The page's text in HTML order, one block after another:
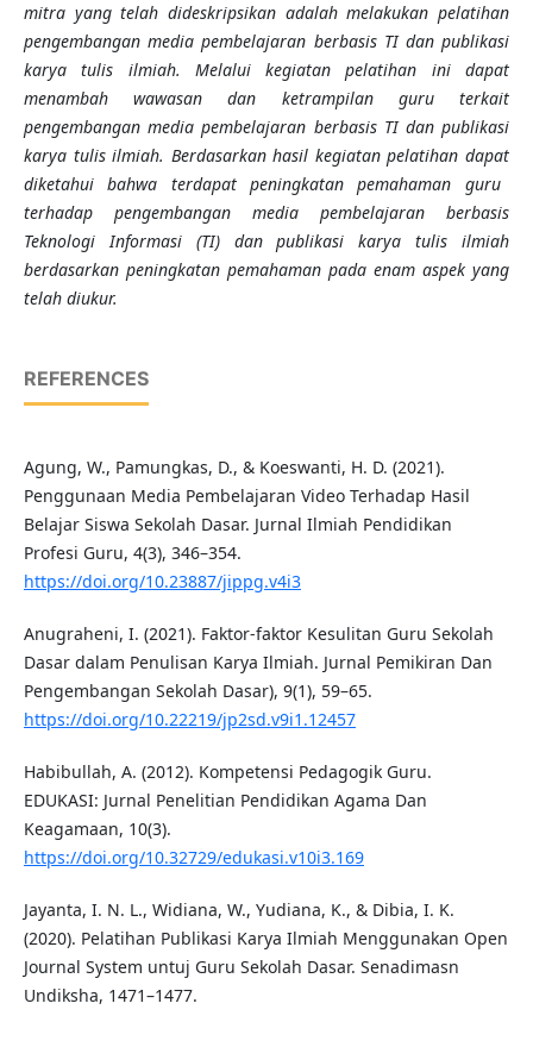
mitra yang telah dideskripsikan adalah melakukan pelatihan
pengembangan media pembelajaran berbasis TI dan publikasi
karya tulis ilmiah. Melalui kegiatan pelatihan ini dapat
menambah wawasan dan ketrampilan guru terkait
pengembangan media pembelajaran berbasis TI dan publikasi
karya tulis ilmiah. Berdasarkan hasil kegiatan pelatihan dapat
diketahui bahwa terdapat peningkatan pemahaman guru
terhadap pengembangan media pembelajaran berbasis
Teknologi Informasi (TI) dan publikasi karya tulis ilmiah
berdasarkan peningkatan pemahaman pada enam aspek yang
telah diukur.
REFERENCES
Agung, W., Pamungkas, D., & Koeswanti, H. D. (2021).
Penggunaan Media Pembelajaran Video Terhadap Hasil
Belajar Siswa Sekolah Dasar. Jurnal Ilmiah Pendidikan
Profesi Guru, 4(3), 346–354.
https://doi.org/10.23887/jippg.v4i3
Anugraheni, I. (2021). Faktor-faktor Kesulitan Guru Sekolah
Dasar dalam Penulisan Karya Ilmiah. Jurnal Pemikiran Dan
Pengembangan Sekolah Dasar), 9(1), 59–65.
https://doi.org/10.22219/jp2sd.v9i1.12457
Habibullah, A. (2012). Kompetensi Pedagogik Guru.
EDUKASI: Jurnal Penelitian Pendidikan Agama Dan
Keagamaan, 10(3).
https://doi.org/10.32729/edukasi.v10i3.169
Jayanta, I. N. L., Widiana, W., Yudiana, K., & Dibia, I. K.
(2020). Pelatihan Publikasi Karya Ilmiah Menggunakan Open
Journal System untuj Guru Sekolah Dasar. Senadimasn
Undiksha, 1471–1477.